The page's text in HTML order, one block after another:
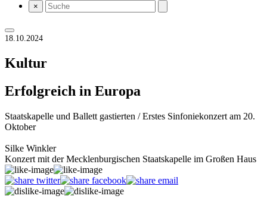
×
18.10.2024
Kultur
Erfolgreich in Europa
Staatskapelle und Ballett gastierten / Erstes Sinfoniekonzert am 20.
Oktober
Silke Winkler
Konzert mit der Mecklenburgischen Staatskapelle im Großen Haus